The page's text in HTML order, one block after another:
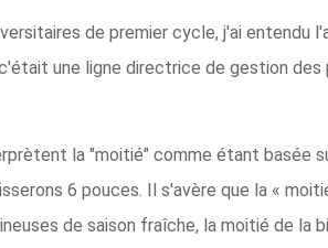
de premier cycle, j'ai entendu
une ligne directrice de gestion
la "moitié" comme étant basée
6 pouces. Il s'avère que la «
de saison fraîche, la moitié de la